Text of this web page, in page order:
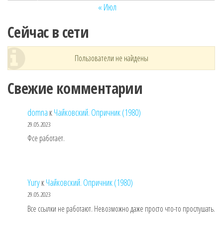
« Июл
Сейчас в сети
Пользователи не найдены
Свежие комментарии
domna кЧайковский. Опричник (1980)
29.05.2023
Фсе работает.
YuryкЧайковский. Опричник (1980)
29.05.2023
Все ссылки не работают. Невозможно даже просто что-то прослушать.